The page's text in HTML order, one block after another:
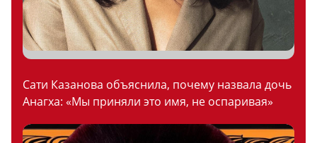
Сати Казанова объяснила, почему назвала дочь
Анагха: «Мы приняли это имя, не оспаривая»